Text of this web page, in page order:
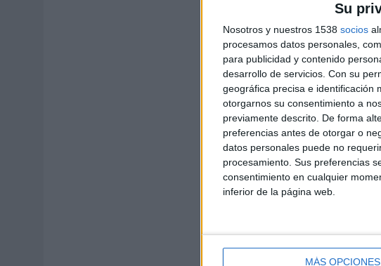
Su
Nosotros y nuestros 1538 socios
procesamos datos personales,
para publicidad y contenido
desarrollo de servicios. Con su
geográfica precisa e identificación
otorgarnos su consentimiento a
previamente descrito. De forma
preferencias antes de otorgar o
datos personales puede no
procesamiento. Sus preferencias
consentimiento en cualquier
inferior de la página web.
MÁS OPCIONES